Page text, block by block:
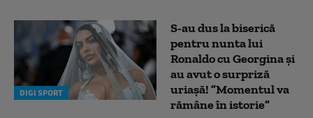
DIGI SPORT
S-au dus la biserică
pentru nunta lui
Ronaldo cu Georgina și
au avut o surpriză
uriașă! ”Momentul va
rămâne în istorie”